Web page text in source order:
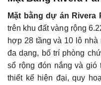
Mặt bằng dự án Rivera
trên khu đất vàng rộng
hợp 28 tầng và 10 lô nhà
đa dạng, bố trí phòng
sổ rộng đón nắng và
thiết kế hiện đại, quy